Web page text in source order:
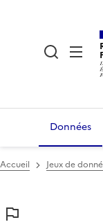
Données
Accueil Jeux de